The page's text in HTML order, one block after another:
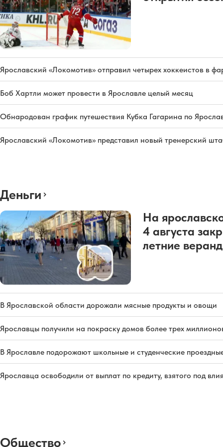
Ярославский «Локомотив» отправил четырех хоккеистов в
Боб Хартли может провести в Ярославле целый месяц
Обнародован график путешествия Кубка Гагарина по
Ярославский «Локомотив» представил новый тренерский
Деньги
На
4 августа
летние
В Ярославской области дорожали мясные продукты и овощи
Ярославцы получили на покраску домов более трех
В Ярославле подорожают школьные и студенческие
Ярославца освободили от выплат по кредиту, взятого под
Общество